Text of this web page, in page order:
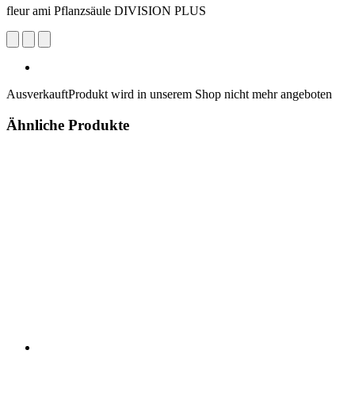
fleur ami Pflanzsäule DIVISION PLUS
AusverkauftProdukt wird in unserem Shop nicht mehr angeboten
Ähnliche Produkte